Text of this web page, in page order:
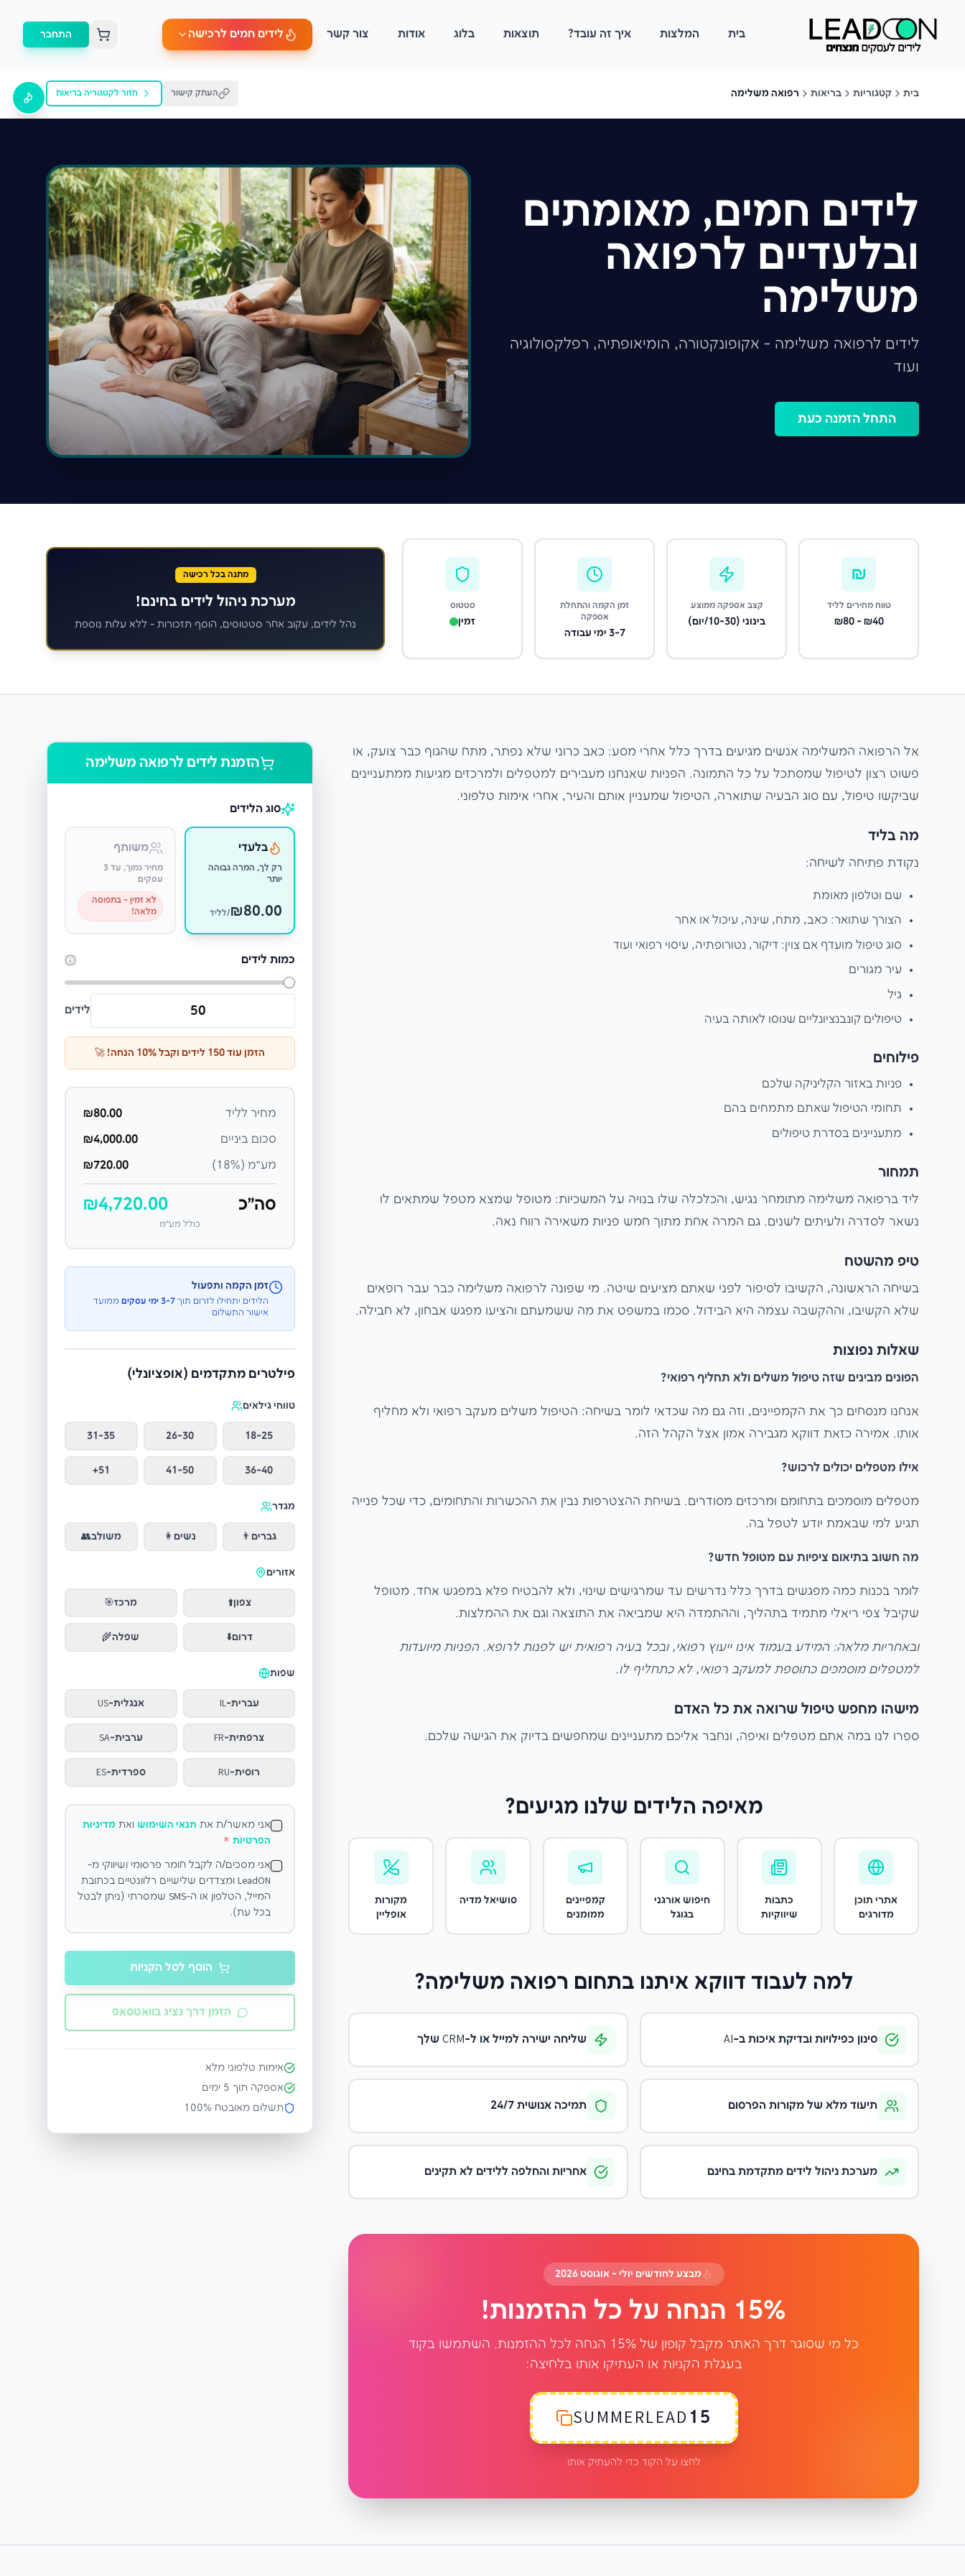
בית המלצות איך זה עובד? תוצאות בלוג אודות צור קשר לידים חמים לרכישה התחבר
בית קטגוריות בריאות רפואה משלימה העתק קישור חזור לקטגוריה בריאות
לידים חמים, מאומתים
ובלעדיים לרפואה
משלימה
לידים לרפואה משלימה - אקופונקטורה, הומיאופתיה, רפלקסולוגיה
ועוד
התחל הזמנה כעת
₪
טווח מחירים לליד
₪40 - ₪80
קצב אספקה ממוצע
בינוני (10-30/יום)
זמן הקמה והתחלת
אספקה
3-7 ימי עבודה
סטטוס
זמין
מתנה בכל רכישה
מערכת ניהול לידים בחינם!
נהל לידים, עקוב אחר סטטוסים, הוסף תזכורות - ללא עלות נוספת
אל הרפואה המשלימה אנשים מגיעים בדרך כלל אחרי מסע: כאב כרוני שלא נפתר, מתח שהגוף כבר צועק, או
פשוט רצון לטיפול שמסתכל על כל התמונה. הפניות שאנחנו מעבירים למטפלים ולמרכזים מגיעות ממתעניינים
שביקשו טיפול, עם סוג הבעיה שתוארה, הטיפול שמעניין אותם והעיר, אחרי אימות טלפוני.
מה בליד
נקודת פתיחה לשיחה:
שם וטלפון מאומת
הצורך שתואר: כאב, מתח, שינה, עיכול או אחר
סוג טיפול מועדף אם צוין: דיקור, נטורופתיה, עיסוי רפואי ועוד
עיר מגורים
גיל
טיפולים קונבנציונליים שנוסו לאותה בעיה
פילוחים
פניות באזור הקליניקה שלכם
תחומי הטיפול שאתם מתמחים בהם
מתעניינים בסדרת טיפולים
תמחור
ליד ברפואה משלימה מתומחר נגיש, והכלכלה שלו בנויה על המשכיות: מטופל שמצא מטפל שמתאים לו
נשאר לסדרה ולעיתים לשנים. גם המרה אחת מתוך חמש פניות משאירה רווח נאה.
טיפ מהשטח
בשיחה הראשונה, הקשיבו לסיפור לפני שאתם מציעים שיטה. מי שפונה לרפואה משלימה כבר עבר רופאים
שלא הקשיבו, וההקשבה עצמה היא הבידול. סכמו במשפט את מה ששמעתם והציעו מפגש אבחון, לא חבילה.
שאלות נפוצות
הפונים מבינים שזה טיפול משלים ולא תחליף רפואי?
אנחנו מנסחים כך את הקמפיינים, וזה גם מה שכדאי לומר בשיחה: הטיפול משלים מעקב רפואי ולא מחליף
אותו. אמירה כזאת דווקא מגבירה אמון אצל הקהל הזה.
אילו מטפלים יכולים לרכוש?
מטפלים מוסמכים בתחומם ומרכזים מסודרים. בשיחת ההצטרפות נבין את ההכשרות והתחומים, כדי שכל פנייה
תגיע למי שבאמת יודע לטפל בה.
מה חשוב בתיאום ציפיות עם מטופל חדש?
לומר בכנות כמה מפגשים בדרך כלל נדרשים עד שמרגישים שינוי, ולא להבטיח פלא במפגש אחד. מטופל
שקיבל צפי ריאלי מתמיד בתהליך, וההתמדה היא שמביאה את התוצאה וגם את ההמלצות.
ובאחריות מלאה: המידע בעמוד אינו ייעוץ רפואי, ובכל בעיה רפואית יש לפנות לרופא. הפניות מיועדות
למטפלים מוסמכים כתוספת למעקב רפואי, לא כתחליף לו.
מישהו מחפש טיפול שרואה את כל האדם
ספרו לנו במה אתם מטפלים ואיפה, ונחבר אליכם מתעניינים שמחפשים בדיוק את הגישה שלכם.
מאיפה הלידים שלנו מגיעים?
אתרי תוכן
מדורגים
כתבות
שיווקיות
חיפוש אורגני
בגוגל
קמפיינים
ממומנים
סושיאל מדיה
מקורות
אופליין
למה לעבוד דווקא איתנו בתחום רפואה משלימה?
סינון כפילויות ובדיקת איכות ב-AI שליחה ישירה למייל או ל-CRM שלך
תיעוד מלא של מקורות הפרסום תמיכה אנושית 24/7
מערכת ניהול לידים מתקדמת בחינם אחריות והחלפה ללידים לא תקינים
מבצע לחודשים יולי - אוגוסט 2026
15% הנחה על כל ההזמנות!
כל מי שסוגר דרך האתר מקבל קופון של 15% הנחה לכל ההזמנות. השתמשו בקוד
בעגלת הקניות או העתיקו אותו בלחיצה:
SUMMERLEAD15
לחצו על הקוד כדי להעתיק אותו
הזמנת לידים לרפואה משלימה
סוג הלידים
בלעדי
רק לך, המרה גבוהה
יותר
₪80.00 /לליד
משותף
מחיר נמוך, עד 3
עסקים
לא זמין - בתפוסה
מלאה!
כמות לידים
לידים
הזמן עוד 150 לידים וקבל 10% הנחה! 🚀
מחיר לליד ₪80.00
סכום ביניים ₪4,000.00
מע״מ (18%) ₪720.00
סה״כ ₪4,720.00
כולל מע״מ
זמן הקמה ותפעול
הלידים יתחילו לזרום תוך 3-7 ימי עסקים
ממועד
אישור התשלום
פילטרים מתקדמים (אופציונלי)
טווחי גילאים
18-25
26-30
31-35
36-40
41-50
51+
מגדר
גברים 👨 נשים 👩 משולב👥
אזורים
צפון⬆️ מרכז🎯
דרום⬇️ שפלה🌾
שפות
עברית-
IL אנגלית-
US
צרפתית-
FR ערבית-
SA
רוסית-
RU ספרדית-
ES
אני מאשר/ת את תנאי השימוש ואת מדיניות
הפרטיות *
אני מסכים/ה לקבל חומר פרסומי ושיווקי מ-
LeadON ומצדדים שלישיים רלוונטיים בכתובת
המייל, הטלפון או ה-SMS שמסרתי (ניתן לבטל
בכל עת).
הוסף לסל הקניות
הזמן דרך נציג בוואטסאפ
אימות טלפוני מלא
אספקה תוך 5 ימים
תשלום מאובטח 100%